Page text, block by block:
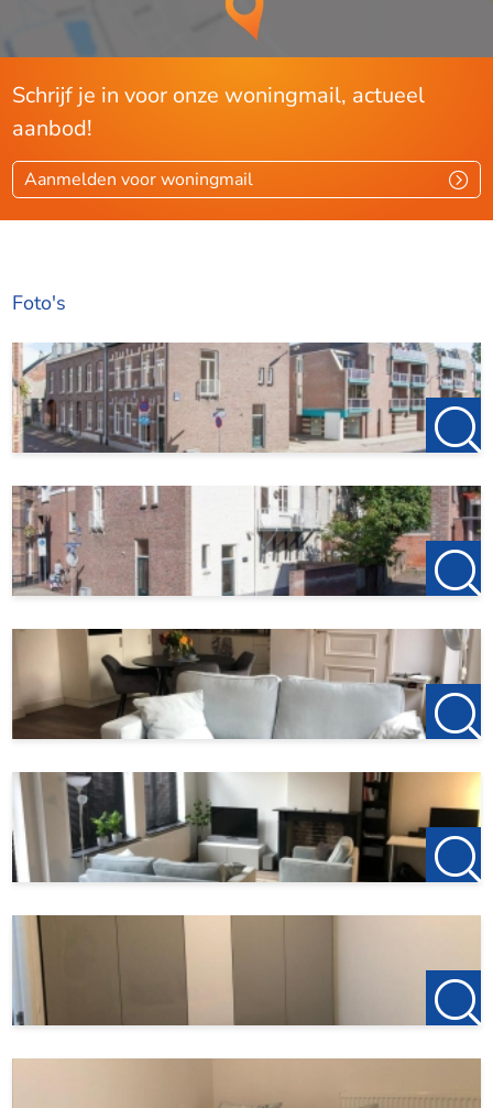
Schrijf je in voor onze woningmail, actueel
aanbod!
Aanmelden voor woningmail
Foto's